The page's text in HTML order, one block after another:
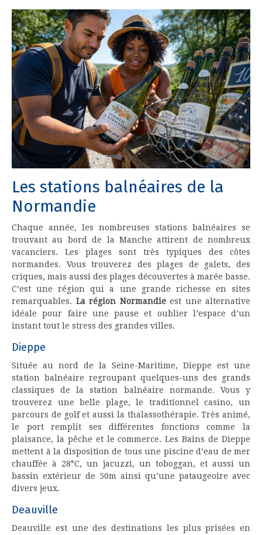
Les stations balnéaires de la
Normandie
Chaque année, les nombreuses stations balnéaires se
trouvant au bord de la Manche attirent de nombreux
vacanciers. Les plages sont très typiques des côtes
normandes. Vous trouverez des plages de galets, des
criques, mais aussi des plages découvertes à marée basse.
C’est une région qui a une grande richesse en sites
remarquables. La région Normandieest une alternative
idéale pour faire une pause et oublier l’espace d’un
instant tout le stress des grandes villes.
Dieppe
Située au nord de la Seine-Maritime, Dieppe est une
station balnéaire regroupant quelques-uns des grands
classiques de la station balnéaire normande. Vous y
trouverez une belle plage, le traditionnel casino, un
parcours de golf et aussi la thalassothérapie. Très animé,
le port remplit ses différentes fonctions comme la
plaisance, la pêche et le commerce. Les Bains de Dieppe
mettent à la disposition de tous une piscine d’eau de mer
chauffée à 28°C, un jacuzzi, un toboggan, et aussi un
bassin extérieur de 50m ainsi qu’une pataugeoire avec
divers jeux.
Deauville
Deauville est une des destinations les plus prisées en